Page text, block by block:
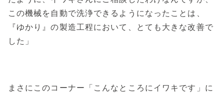
この機械を自動で洗浄できるようになったことは、
『ゆかり』の製造工程において、とても大きな改善で
した」
まさにこのコーナー「こんなところにイワキです」に